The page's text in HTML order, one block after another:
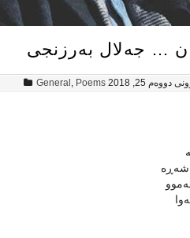
… جەلال بەرزنجی
دووەم 25, 2018 General , Poems